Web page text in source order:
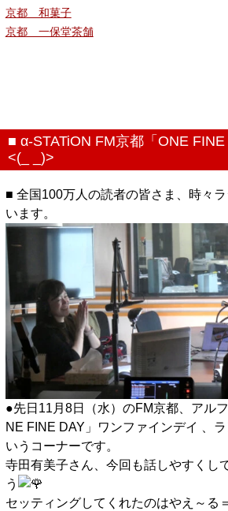
京都 和菓子
京都 一保堂茶舗
■ α-STATiON FM京都「ONE
<(_ _)>
■ 全国100万人の読者の皆さま、時々
います。
●先日11月8日（水）のFM京都、アル
NE FINE DAY」ワンファインデイ 、
いうコーナーです。
寺田有美子さん、今回も話しやすくし
う
セッティングしてくれたのはやえ～る